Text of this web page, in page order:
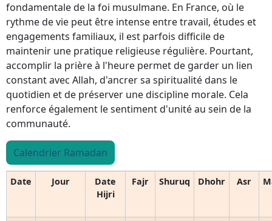
fondamentale de la foi musulmane. En France, où le
rythme de vie peut être intense entre travail, études et
engagements familiaux, il est parfois difficile de
maintenir une pratique religieuse régulière. Pourtant,
accomplir la prière à l'heure permet de garder un lien
constant avec Allah, d'ancrer sa spiritualité dans le
quotidien et de préserver une discipline morale. Cela
renforce également le sentiment d'unité au sein de la
communauté.
Calendrier Ramadan
Date Jour
Date
Hijri
Fajr Shuruq Dhohr Asr